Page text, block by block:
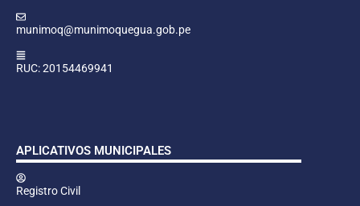
munimoq@munimoquegua.gob.pe
RUC: 20154469941
APLICATIVOS MUNICIPALES
Registro Civil